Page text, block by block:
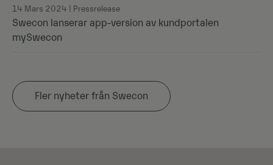
14 Mars 2024 | Pressrelease
Swecon lanserar app-version av kundportalen
mySwecon
Fler nyheter från Swecon